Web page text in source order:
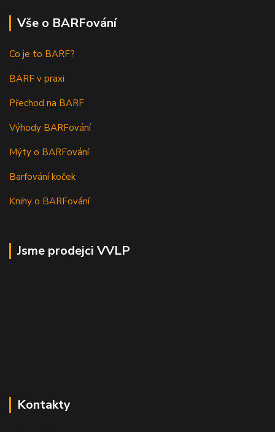
Vše o BARFování
Co je to BARF?
BARF v praxi
Přechod na BARF
Výhody BARFování
Mýty o BARFování
Barfování koček
Knihy o BARFování
Jsme prodejci VVLP
Kontakty